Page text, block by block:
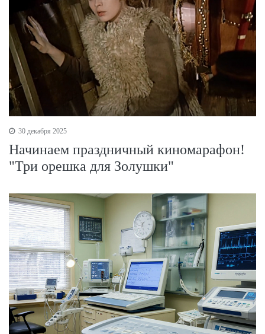
30 декабря 2025
Начинаем праздничный киномарафон!
"Три орешка для Золушки"